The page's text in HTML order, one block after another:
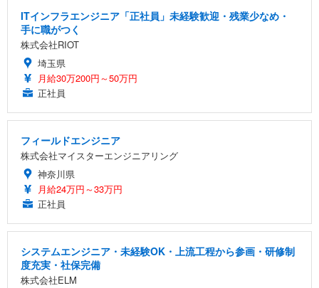
ITインフラエンジニア「正社員」未経験歓迎・残業少なめ・
手に職がつく
株式会社RIOT
埼玉県
月給30万200円～50万円
正社員
フィールドエンジニア
株式会社マイスターエンジニアリング
神奈川県
月給24万円～33万円
正社員
システムエンジニア・未経験OK・上流工程から参画・研修制
度充実・社保完備
株式会社ELM